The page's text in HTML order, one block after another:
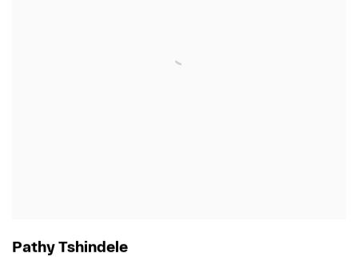
Pathy Tshindele